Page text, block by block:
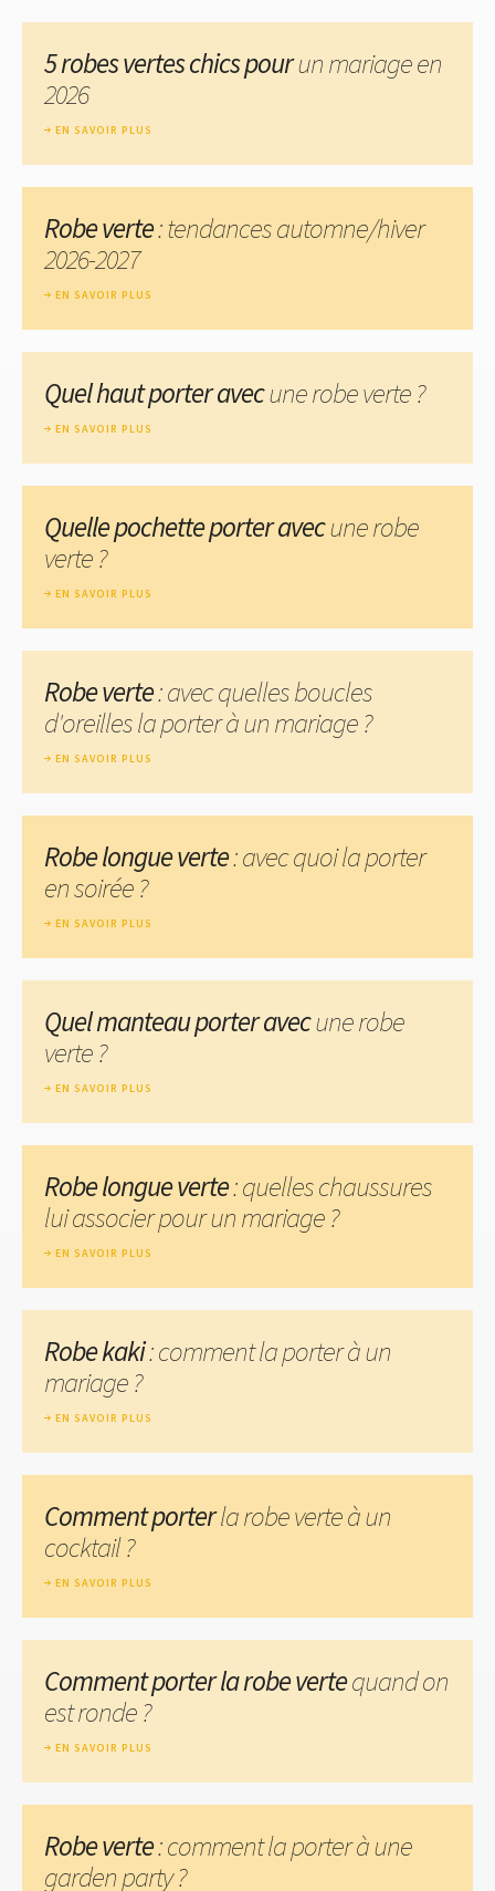
5 robes vertes chics pourun mariage en
2026
EN SAVOIR PLUS
Robe verte: tendances automne/hiver
2026-2027
EN SAVOIR PLUS
Quel haut porter avecune robe verte ?
EN SAVOIR PLUS
Quelle pochette porter avecune robe
verte ?
EN SAVOIR PLUS
Robe verte: avec quelles boucles
d'oreilles la porter à un mariage ?
EN SAVOIR PLUS
Robe longue verte: avec quoi la porter
en soirée ?
EN SAVOIR PLUS
Quel manteau porter avecune robe
verte ?
EN SAVOIR PLUS
Robe longue verte: quelles chaussures
lui associer pour un mariage ?
EN SAVOIR PLUS
Robe kaki: comment la porter à un
mariage ?
EN SAVOIR PLUS
Comment porterla robe verte à un
cocktail ?
EN SAVOIR PLUS
Comment porter la robe vertequand on
est ronde ?
EN SAVOIR PLUS
Robe verte: comment la porter à une
garden party ?